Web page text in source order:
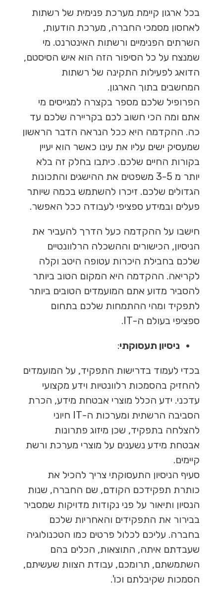
בכל ארגון קיימת מערכת פנימית של רשתות
לאחסון מסמכי החברה, מערכת הודעות,
השרתים הפנימיים ורשתות האינטרנט. מי
שמנצח על כל הסיפור הזה הוא איש הסיסטם,
הדואג לפעילות התקינה של רשתות
המחשבים בתוך הארגון.
הפרופיל שלכם מספר בקצרה למגייסים מי
אתם ומה הכי חשוב לכם בקריירה שלכם עד
כה. ההקדמה היא ככל הנראה הדבר הראשון
שמעסיק ישים עליו את עינו כאשר הוא יעיין
בקורות החיים שלכם. כיתבו בחלק זה בלא
יותר מ 3-5 משפטים את ההישגים והתכונות
הגדולים שלכם. זיכרו להשתמש בכמה שיותר
פעלים ובמידע ספציפי לעבודה ככל האפשר.
חישבו על ההקדמה כעל הדרך להעביר את
הניסיון, הכישורים וההשכלה הרלוונטיים
שלכם בחבילת היכרות עטופה היטב וקלה
לקריאה. ההקדמה היא המקום הטוב ביותר
להסביר מדוע אתם המועמדים הטובים ביותר
לתפקיד ומהי ההתמחות שלכם בתחום
ספציפי בעולם ה-IT.
ניסיון תעסוקתי:
בכדי לעמוד בדרישות התפקיד, על המועמדים
להחזיק בהסמכות רלוונטיות וידע מקצועי
עדכני. ידע הכלל מוצרי אבטחת מידע, הכרת
הסביבה הרשתית ומערכות ה-IT חיוני
להצלחה בתפקיד, שכן מיזוג פתרונות
אבטחת מידע נשענים על מוצרי מערכת ורשת
קיימים.
סעיף הניסיון התעסוקתי צריך להכיל את
כותרת תפקידכם הקודם, שם החברה, שנות
הנסיון ותיאור על פני נקודות מדויקות שמסביר
בבירור את התפקידים והאחריות שלכם
בחברה. עליכם לכלול פרטים כמו הטכנולוגיה
שעבדתם איתה, התוצאות, הכלים בהם
השתמשתם, תרומכם, עבודת הצוות שעשיתם,
הסמכות שקיבלתם וכו'.